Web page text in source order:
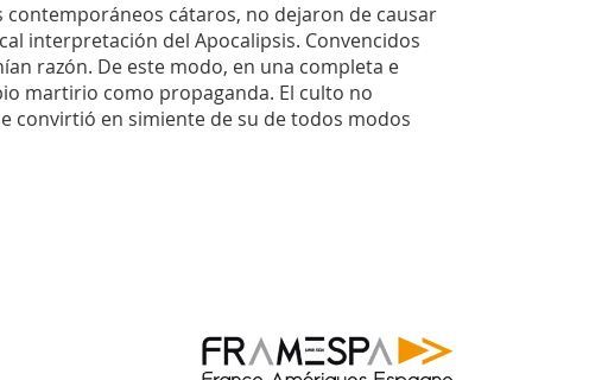
cátaros, no dejaron de causar
interpretación del Apocalipsis. Convencidos
razón. De este modo, en una completa e
martirio como propaganda. El culto no
convirtió en simiente de su de todos modos